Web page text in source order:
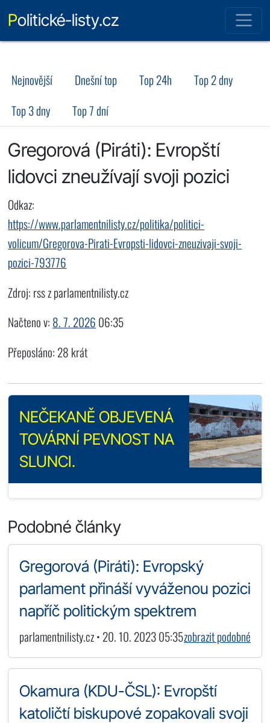
Politické-listy.cz
Nejnovější Dnešní top Top 24h
Top 2 dny
Top 3 dny
Top 7 dní
Gregorová (Piráti): Evropští
lidovci zneužívají svoji pozici
Odkaz:
https://www.parlamentnilisty.cz/politika/politici-
volicum/Gregorova-Pirati-Evropsti-lidovci-zneuzivaji-svoji-
pozici-793776
Zdroj: rss z parlamentnilisty.cz
Načteno v: 8. 7. 2026 06:35
Přeposláno: 28 krát
NEČEKANĚ OBJEVENÁ
TOVÁRNÍ PEVNOST NA
SLUNCI.
Podobné články
Gregorová (Piráti): Evropský
parlament přináší vyváženou pozici
napříč politickým spektrem
parlamentnilisty.cz • 20. 10. 2023 05:35zobrazit podobné
Okamura (KDU-ČSL): Evropští
katoličtí biskupové zopakovali svoji